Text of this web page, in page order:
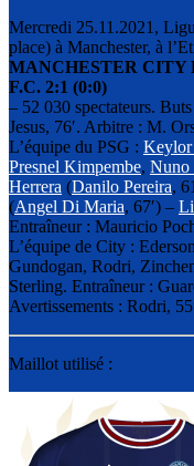
Mercredi 25.11.2021,
place) à Manchester, à
MANCHESTER CITY
F.C. 2:1 (0:0)
– 52 030 spectateurs. Buts
Jesus, 76′. Arbitre : M.
L’équipe du PSG : Keylor
Presnel Kimpembe, Nuno
Herrera (Danilo Pereira,
(Angel Di Maria, 67′) –
Entraîneur : Mauricio
L’équipe de City :
Gundogan, Rodri,
Sterling. Entraîneur :
Avertissements : Rodri,
Maillot utilisé :